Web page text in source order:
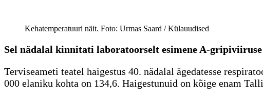
Kehatemperatuuri näit. Foto: Urmas Saard / Külauudised
Sel nädalal kinnitati laboratoorselt esimene A-
Terviseameti teatel haigestus 40. nädalal ägedatesse
000 elaniku kohta on 134,6. Haigestunuid on kõige enam